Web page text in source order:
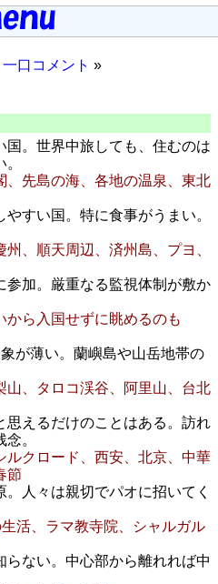
口コメント »
国。世界中旅しても、住むのは
、先島の海、各地の温泉、東北
すい国。特に食事がうまい。
、順天周辺、済州島、プヨ、
参加。厳重なる監視体制が敷か
から入国せずに眺めるのも
が薄い。蘭嶼島や山岳地帯の
山、タロコ渓谷、阿里山、台北
思えるだけのことはある。訪れ
。
ルクロード、西安、北京、中華
節
人々は親切でパオに招いてく
活、ラマ教寺院、シャルガル
ない。中心部から離れれば中